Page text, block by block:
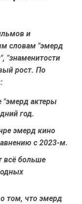
и
словам "эмерд
"знаменитости
рост. По
"эмерд актеры
год.
эмерд кино
с 2023-м.
всё больше
том, что эмерд